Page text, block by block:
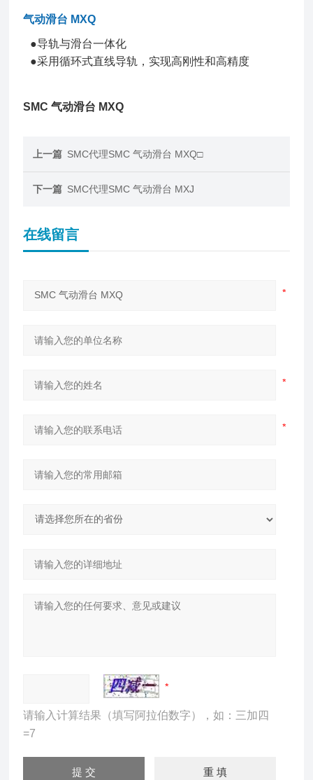
气动滑台 MXQ
●导轨与滑台一体化
●采用循环式直线导轨，实现高刚性和高精度
SMC 气动滑台 MXQ
上一篇 SMC代理SMC 气动滑台 MXQ□
下一篇 SMC代理SMC 气动滑台 MXJ
在线留言
请输入计算结果（填写阿拉伯数字），如：三加四
=7